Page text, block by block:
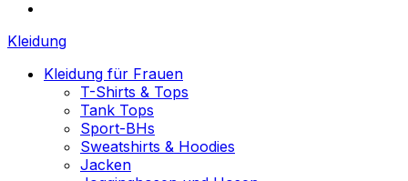
Kleidung
Kleidung für Frauen
T-Shirts & Tops
Tank Tops
Sport-BHs
Sweatshirts & Hoodies
Jacken